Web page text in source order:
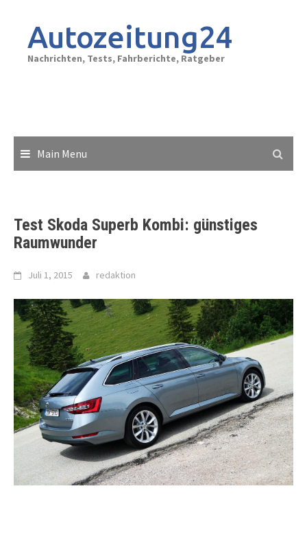
contentAutozeitung24
Nachrichten, Tests, Fahrberichte, Ratgeber
Main Menu
Test Skoda Superb Kombi: günstiges
Raumwunder
Juli 1, 2015 redaktion